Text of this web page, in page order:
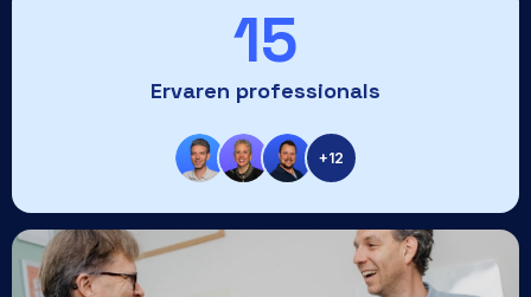
15
Ervaren professionals
+12